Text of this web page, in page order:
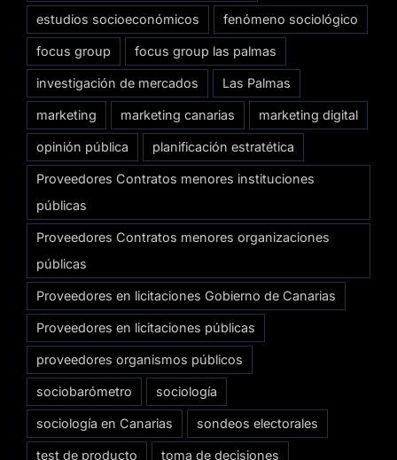
estudios socioeconómicos fenómeno sociológico
focus group focus group las palmas
investigación de mercados Las Palmas
marketing marketing canarias marketing digital
opinión pública planificación estratética
Proveedores Contratos menores instituciones
públicas
Proveedores Contratos menores organizaciones
públicas
Proveedores en licitaciones Gobierno de Canarias
Proveedores en licitaciones públicas
proveedores organismos públicos
sociobarómetro sociología
sociología en Canarias sondeos electorales
test de producto toma de decisiones